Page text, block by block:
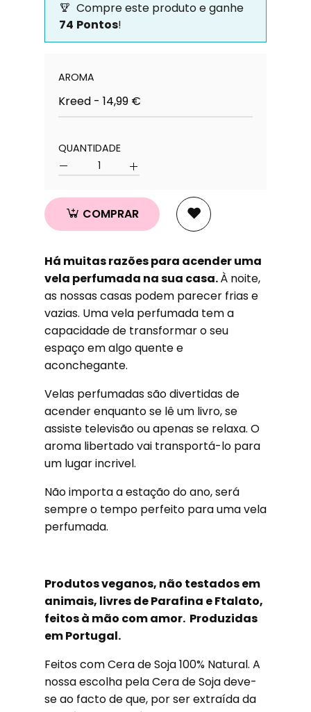
Compre este produto e ganhe
74 Pontos!
Quantidade
AROMA
QUANTIDADE
COMPRAR
Há muitas razões para acender uma
vela perfumada na sua casa.À noite,
as nossas casas podem parecer frias e
vazias. Uma vela perfumada tem a
capacidade de transformar o seu
espaço em algo quente e
aconchegante.
Velas perfumadas são divertidas de
acender enquanto se lê um livro, se
assiste televisão ou apenas se relaxa. O
aroma libertado vai transportá-lo para
um lugar incrivel.
Não importa a estação do ano, será
sempre o tempo perfeito para uma vela
perfumada.
Produtos veganos, não testados em
animais, livres de Parafina e Ftalato,
feitos à mão com amor. Produzidas
em Portugal.
Feitos com Cera de Soja 100% Natural. A
nossa escolha pela Cera de Soja deve-
se ao facto de que, por ser extraída da